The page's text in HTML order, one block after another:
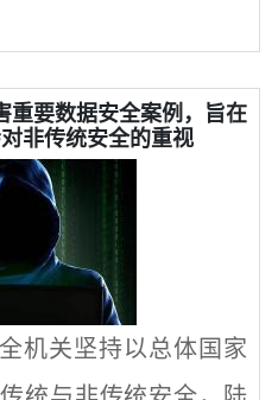
重要数据安全案例，旨在
非传统安全的重视
机关坚持以总体国家